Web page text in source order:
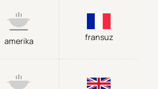
amerika fransuz